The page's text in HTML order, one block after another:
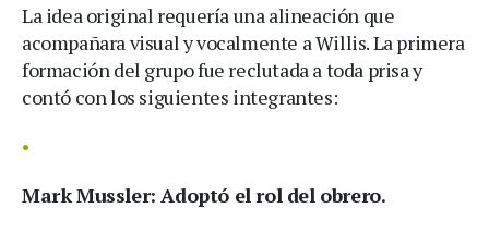
La idea original requería una alineación que
acompañara visual y vocalmente a Willis. La primera
formación del grupo fue reclutada a toda prisa y
contó con los siguientes integrantes:
Mark Mussler: Adoptó el rol del obrero.